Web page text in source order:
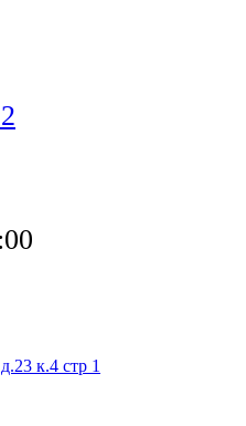
к.4 стр 1